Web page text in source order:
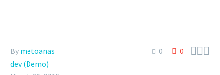
0 0 
By metoanas
dev (Demo)